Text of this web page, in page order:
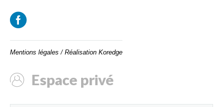
Mentions légales / Réalisation Koredge
Espace privé